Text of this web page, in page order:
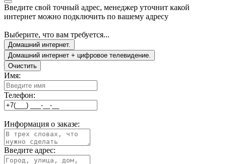
Введите свой точный адрес, менеджер уточнит какой
интернет можно подключить по вашему адресу
Выберите, что вам требуется...
Домашний интернет.
Домашний интернет + цифровое телевидение.
Очистить
Имя:
Телефон:
Информация о заказе:
Введите адрес: